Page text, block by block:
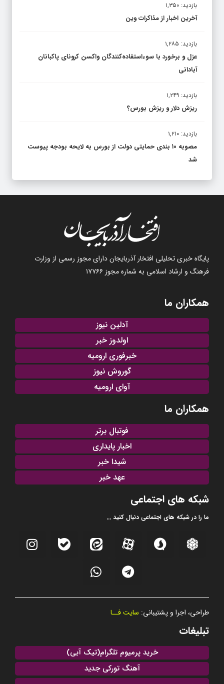
بازدید: ۱,۳۵۰
آخرین اخبار از مذاکرات وین
بازدید: ۱,۲۸۵
عزل و برخورد با سوءاستفاده‌کنندگان واکسن کرونای پاکبانان
آبادانی
بازدید: ۱,۲۴۹
ریزش دلار و ریزش بورس؟
بازدید: ۱,۲۱۰
مصوبه ۱۰ بندی حمایتی دولت از بورس به لایحه بودجه پیوست
شد
پایگاه خبری تحلیلی افتخار آذربایجان دارای مجوز رسمی از وزارت
فرهنگ و ارشاد اسلامی به شماره مجوز ۱۷۷۶۶
همکاران ما
آدلین نیوز
اولدوز خبر
خبرفوری ارومیه
گوروش نیوز
آوای ارومیه
همکاران ما
فوتبال برتر
اخبار پایداری
شیدا خبر
عهد خبر
شبکه های اجتماعی
ما را در شبکه های اجتماعی دنبال کنید ...
طراحی، اجرا و پشتیبانی: سایت فــا
تبلیغات
خرید پرمیوم تلگرام(تیک آبی)
آهنگ تورکی جدید